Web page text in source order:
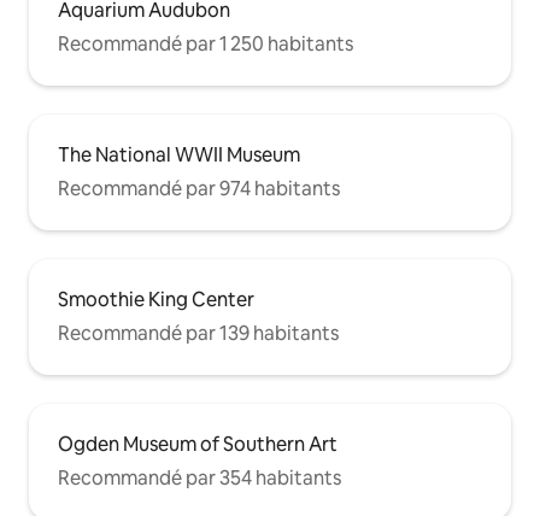
Aquarium Audubon
Recommandé par 1 250 habitants
The National WWII Museum
Recommandé par 974 habitants
Smoothie King Center
Recommandé par 139 habitants
Ogden Museum of Southern Art
Recommandé par 354 habitants